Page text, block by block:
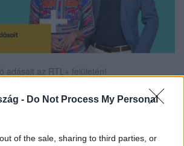
- Do Not Process My Personal
of the sale, sharing to third parties, or
adásait az RTL+ felületén!
találatokban!